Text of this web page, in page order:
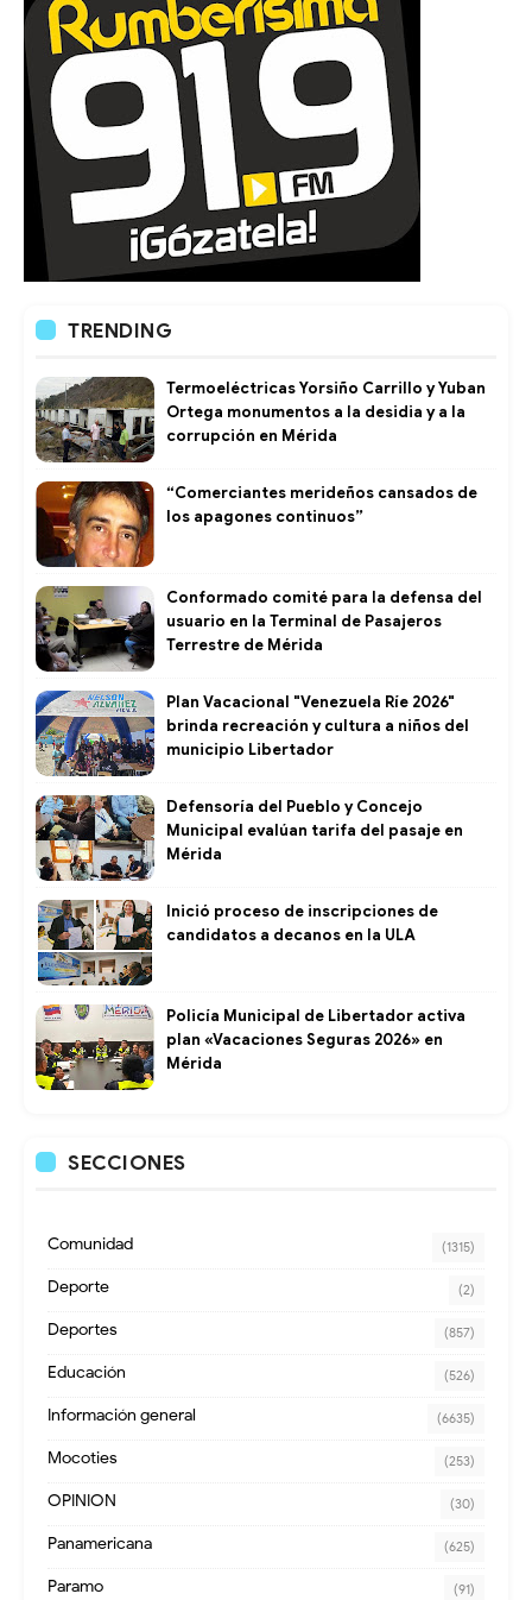
TRENDING
Termoeléctricas Yorsiño Carrillo y Yuban
Ortega monumentos a la desidia y a la
corrupción en Mérida
“Comerciantes merideños cansados de
los apagones continuos”
Conformado comité para la defensa del
usuario en la Terminal de Pasajeros
Terrestre de Mérida
Plan Vacacional "Venezuela Ríe 2026"
brinda recreación y cultura a niños del
municipio Libertador
Defensoría del Pueblo y Concejo
Municipal evalúan tarifa del pasaje en
Mérida
Inició proceso de inscripciones de
candidatos a decanos en la ULA
Policía Municipal de Libertador activa
plan «Vacaciones Seguras 2026» en
Mérida
SECCIONES
Comunidad (1315)
Deporte (2)
Deportes (857)
Educación (526)
Información general (6635)
Mocoties (253)
OPINION (30)
Panamericana (625)
Paramo (91)